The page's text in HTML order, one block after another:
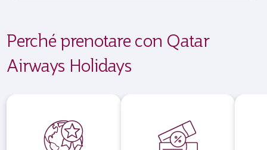
Perché prenotare con Qatar
Airways Holidays